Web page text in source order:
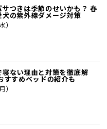
つきは季節のせいかも？ 春
の紫外線ダメージ対策
ない理由と対策を徹底解
すすめベッドの紹介も